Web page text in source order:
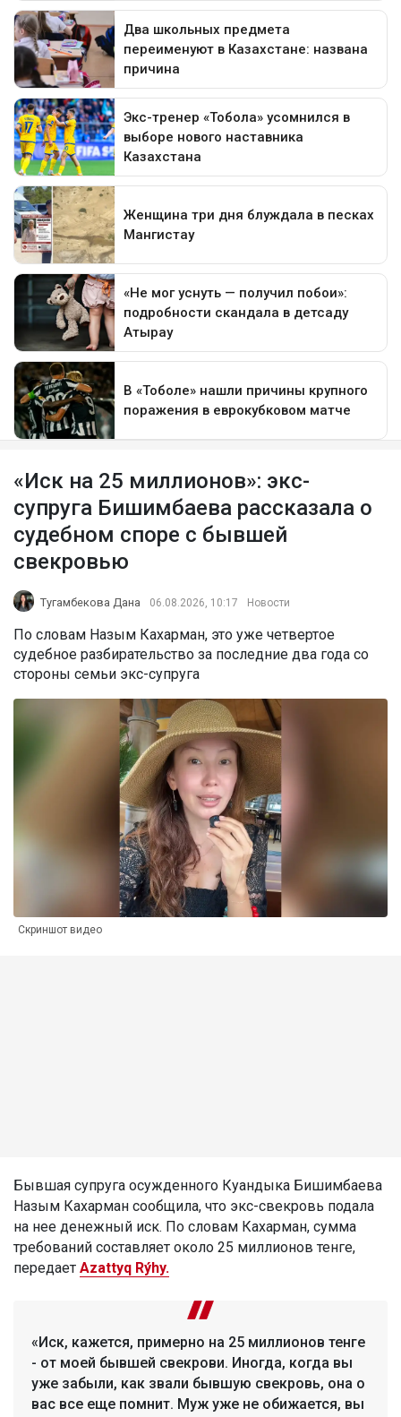
«Иск на 25 миллионов»: экс-
супруга Бишимбаева рассказала о
судебном споре с бывшей
свекровью
Тугамбекова Дана 06.08.2026, 10:17 Новости
По словам Назым Кахарман, это уже четвертое
судебное разбирательство за последние два года со
стороны семьи экс-супруга
Скриншот видео
Бывшая супруга осужденного Куандыка Бишимбаева
Назым Кахарман сообщила, что экс-свекровь подала
на нее денежный иск. По словам Кахарман, сумма
требований составляет около 25 миллионов тенге,
передает Azattyq Rýhy.
«Иск, кажется, примерно на 25 миллионов тенге
- от моей бывшей свекрови. Иногда, когда вы
уже забыли, как звали бывшую свекровь, она о
вас все еще помнит. Муж уже не обижается, вы